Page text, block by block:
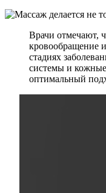
Врачи отмечают,
кровообращение
стадиях
системы и кожные
оптимальный